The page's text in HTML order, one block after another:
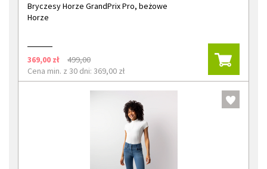
Bryczesy Horze GrandPrix Pro, beżowe
Horze
369,00 zł
499,00
Cena min. z 30 dni: 369,00 zł